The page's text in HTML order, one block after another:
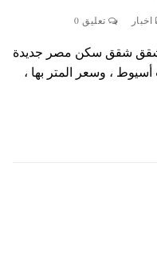
اخبار تعليق 0
شقق شقق سكن مصر جديدة
، وسعر المتر بها ،